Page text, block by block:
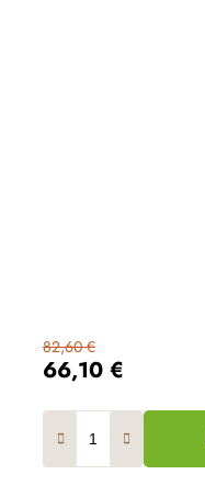
66,10 €
82,60 €